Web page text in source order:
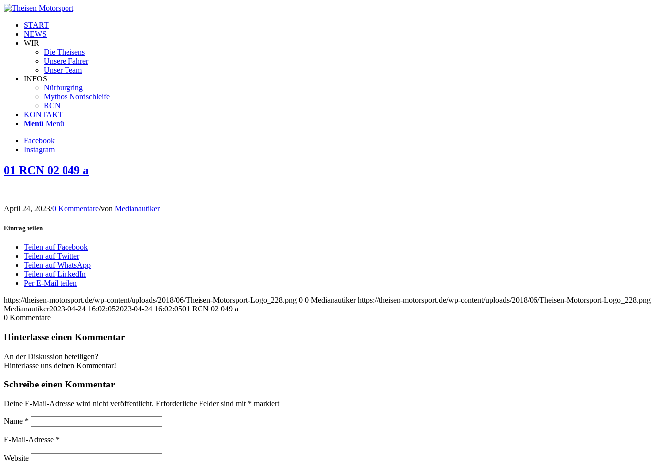
START
NEWS
WIR
Die Theisens
Unsere Fahrer
Unser Team
INFOS
Nürburgring
Mythos Nordschleife
RCN
KONTAKT
Menü Menü
Facebook
Instagram
01 RCN 02 049 a
April 24, 2023/0 Kommentare/von Medianautiker
Eintrag teilen
Teilen auf Facebook
Teilen auf Twitter
Teilen auf WhatsApp
Teilen auf LinkedIn
Per E-Mail teilen
https://theisen-motorsport.de/wp-content/uploads/2018/06/Theisen-Motorsport-Logo_228.png 0 0 Medianautiker https://theisen-motorsport.de/wp-content/uploads/2018/06/Theisen-Motorsport-Logo_228.png
Medianautiker2023-04-24 16:02:052023-04-24 16:02:0501 RCN 02 049 a
0 Kommentare
Hinterlasse einen Kommentar
An der Diskussion beteiligen?
Hinterlasse uns deinen Kommentar!
Schreibe einen Kommentar
Deine E-Mail-Adresse wird nicht veröffentlicht. Erforderliche Felder sind mit * markiert
Name *
E-Mail-Adresse *
Website